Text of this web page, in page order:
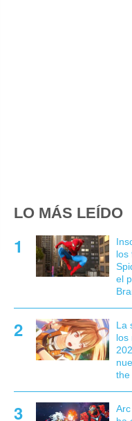
LO MÁS LEÍDO
los
el
La
los
the